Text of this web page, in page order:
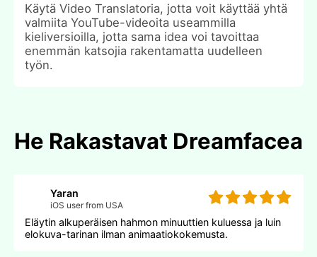
Käytä Video Translatoria, jotta voit käyttää yhtä
valmiita YouTube-videoita useammilla
kieliversioilla, jotta sama idea voi tavoittaa
enemmän katsojia rakentamatta uudelleen
työn.
He Rakastavat Dreamfacea
Yaran
iOS user from USA
Eläytin alkuperäisen hahmon minuuttien kuluessa ja luin
elokuva-tarinan ilman animaatiokokemusta.